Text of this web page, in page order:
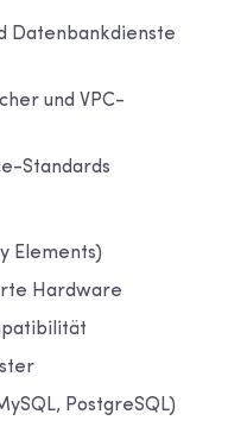
Datenbankdienste
und VPC-
Standards
Elements)
Hardware
PostgreSQL)